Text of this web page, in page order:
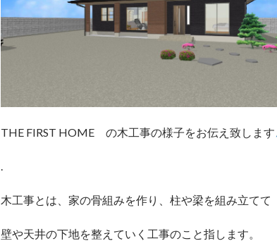
THE FIRST HOME の木工事の様子をお伝え致します
木工事とは、家の骨組みを作り、柱や梁を組み立てて
壁や天井の下地を整えていく工事のこと指します。